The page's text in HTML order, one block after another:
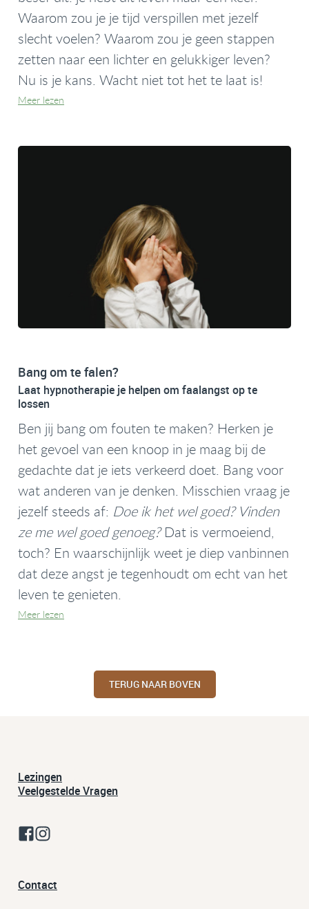
Waarom zou je je tijd verspillen met jezelf
slecht voelen? Waarom zou je geen stappen
zetten naar een lichter en gelukkiger leven?
Nu is je kans. Wacht niet tot het te laat is!
Meer lezen
Bang om te falen?
Laat hypnotherapie je helpen om faalangst op te
lossen
Ben jij bang om fouten te maken? Herken je
het gevoel van een knoop in je maag bij de
gedachte dat je iets verkeerd doet. Bang voor
wat anderen van je denken. Misschien vraag je
jezelf steeds af: Doe ik het wel goed? Vinden
ze me wel goed genoeg?Dat is vermoeiend,
toch? En waarschijnlijk weet je diep vanbinnen
dat deze angst je tegenhoudt om echt van het
leven te genieten.
Meer lezen
TERUG NAAR BOVEN
Lezingen
Veelgestelde Vragen
Contact